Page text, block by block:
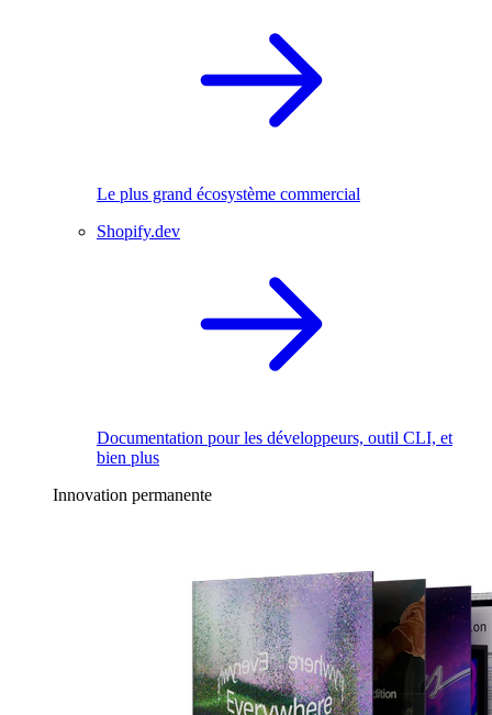
Le plus grand écosystème commercial
Shopify.dev
Documentation pour les développeurs, outil CLI, et
bien plus
Innovation permanente